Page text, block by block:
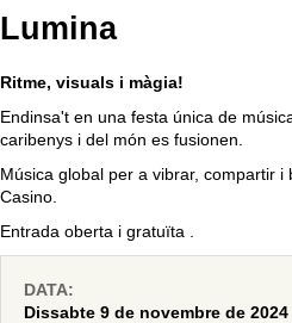
Lumina
Ritme, visuals i màgia!
Endinsa't en una festa única de
caribenys i del món es fusionen.
Música global per a vibrar, compartir i
Casino.
Entrada oberta i gratuïta .
DATA:
Dissabte 9 de novembre de 2024